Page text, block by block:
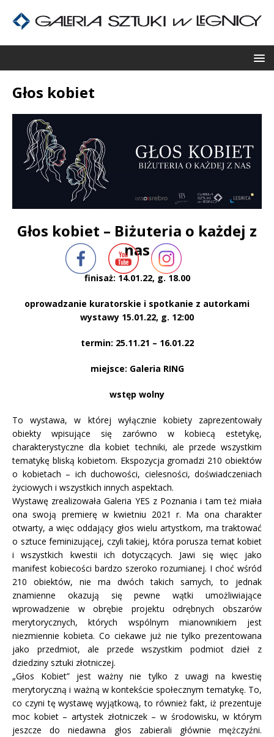
Głos kobiet
Głos kobiet – Biżuteria o każdej z
nas
finisaż: 14.01.22, g. 18.00
oprowadzanie kuratorskie i spotkanie z autorkami
wystawy 15.01.22, g. 12:00
termin: 25.11.21 – 16.01.22
miejsce: Galeria RING
wstęp wolny
To wystawa, w której wyłącznie kobiety zaprezentowały
obiekty wpisujące się zarówno w kobiecą estetykę,
charakterystyczne dla kobiet techniki, ale przede wszystkim
tematykę bliską kobietom. Ekspozycja gromadzi 210 obiektów
o kobietach – ich duchowości, cielesności, doświadczeniach
życiowych i wszystkich innych aspektach.
Wystawę zrealizowała Galeria YES z Poznania i tam też miała
ona swoją premierę w kwietniu 2021 r. Ma ona charakter
otwarty, a więc oddający głos wielu artystkom, ma traktować
o sztuce feminizującej, czyli takiej, która porusza temat kobiet
i wszystkich kwestii ich dotyczących. Jawi się więc jako
manifest kobiecości bardzo szeroko rozumianej. I choć wśród
210 obiektów, nie ma dwóch takich samych, to jednak
znamienne okazują się pewne wątki umożliwiające
wprowadzenie w obrębie projektu odrębnych obszarów
merytorycznych, których wspólnym mianownikiem jest
niezmiennie kobieta. Co ciekawe już nie tylko prezentowana
jako przedmiot, ale przede wszystkim podmiot dzieł z
dziedziny sztuki złotniczej.
„Głos Kobiet” jest ważny nie tylko z uwagi na kwestię
merytoryczną i ważną w kontekście społecznym tematykę. To,
co czyni tę wystawę wyjątkową, to również fakt, iż prezentuje
moc kobiet – artystek złotniczek – w środowisku, w którym
jeszcze do niedawna głos zabierali głównie mężczyźni.